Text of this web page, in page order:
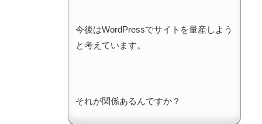
今後はWordPressでサイトを量産しよう
と考えています。
それが関係あるんですか？